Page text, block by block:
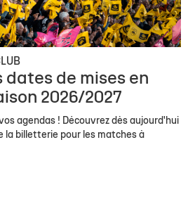
dates de mises en
2026/2027
agendas ! Découvrez dès aujourd'hui
la billetterie pour les matches à